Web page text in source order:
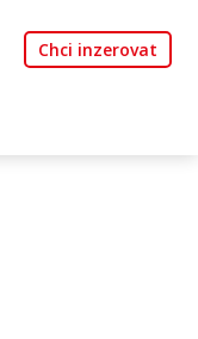
Chci inzerovat